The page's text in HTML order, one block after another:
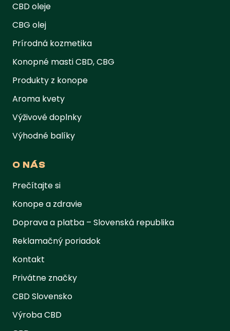
CBD oleje
CBG olej
Prírodná kozmetika
Konopné masti CBD, CBG
Produkty z konope
Aroma kvety
Výživové doplnky
Výhodné balíky
O NÁS
Prečítajte si
Konope a zdravie
Doprava a platba – Slovenská republika
Reklamačný poriadok
Kontakt
Privátne značky
CBD Slovensko
Výroba CBD